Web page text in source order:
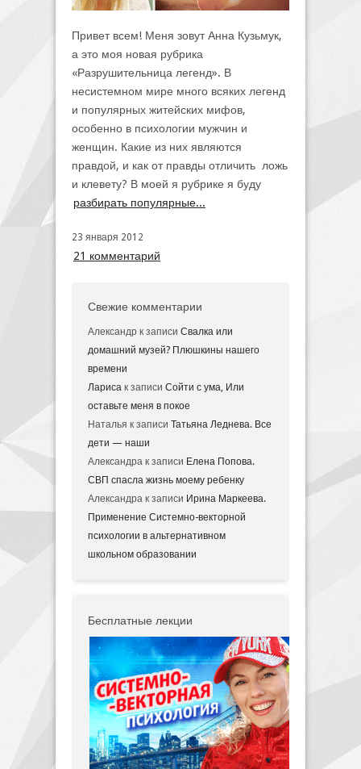
Привет всем! Меня зовут Анна Кузьмук,
а это моя новая рубрика
«Разрушительница легенд». В
несистемном мире много всяких легенд
и популярных житейских мифов,
особенно в психологии мужчин и
женщин. Какие из них являются
правдой, и как от правды отличить ложь
и клевету? В моей я рубрике я буду
разбирать популярные...
23 января 2012
21 комментарий
Свежие комментарии
Александр к записи Свалка или
домашний музей? Плюшкины нашего
времени
Лариса к записи Сойти с ума, Или
оставьте меня в покое
Наталья к записи Татьяна Леднева. Все
дети — наши
Александра к записи Елена Попова.
СВП спасла жизнь моему ребенку
Александра к записи Ирина Маркеева.
Применение Системно-векторной
психологии в альтернативном
школьном образовании
Бесплатные лекции